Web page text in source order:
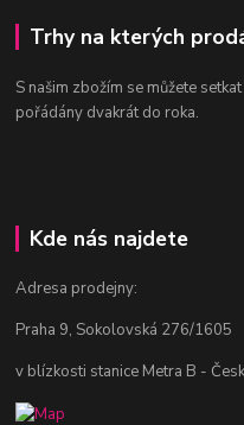
Trhy na kterých
S našim zbožím se můžete
pořádány dvakrát do roka.
Kde nás najdete
Adresa prodejny:
Praha 9, Sokolovská 276/1605
v blízkosti stanice Metra B -